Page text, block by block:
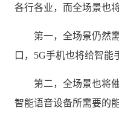
各行各业，而全场景也
第一，全场景仍然
口，5G手机也将给智能
第二，全场景也将
智能语音设备所需要的